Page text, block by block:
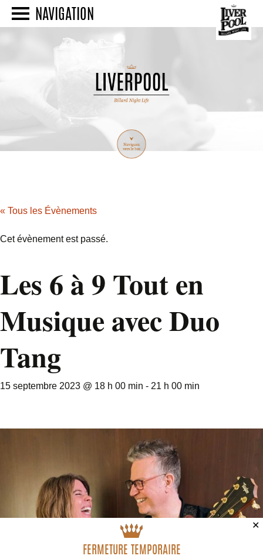
NAVIGATION
« Tous les Évènements
Cet évènement est passé.
Les 6 à 9 Tout en
Musique avec Duo
Tang
15 septembre 2023 @ 18 h 00 min - 21 h 00 min
✕
FERMETURE TEMPORAIRE